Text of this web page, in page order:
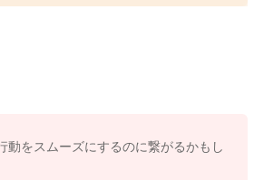
とも言われていますので今のまま見守
動をスムーズにするのに繋がるかもし